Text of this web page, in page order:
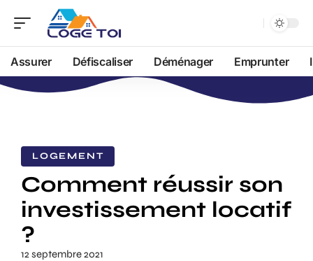
Assurer Défiscaliser Déménager Emprunter
LOGEMENT
Comment réussir son
investissement locatif
?
12 septembre 2021